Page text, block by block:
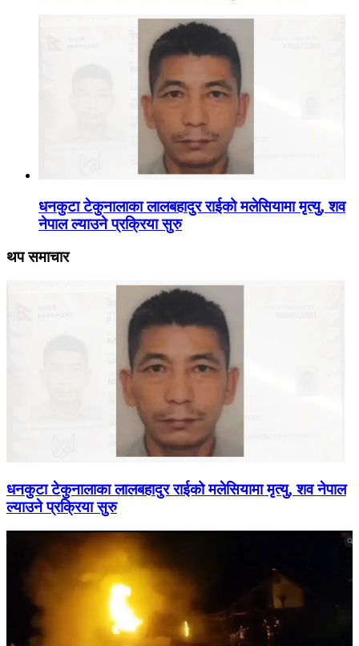
धनकुटा टेकुनालाका लालबहादुर राईको मलेसियामा मृत्यु, शव
नेपाल ल्याउने प्रक्रिया सुरु
थप समाचार
धनकुटा टेकुनालाका लालबहादुर राईको मलेसियामा मृत्यु, शव नेपाल
ल्याउने प्रक्रिया सुरु